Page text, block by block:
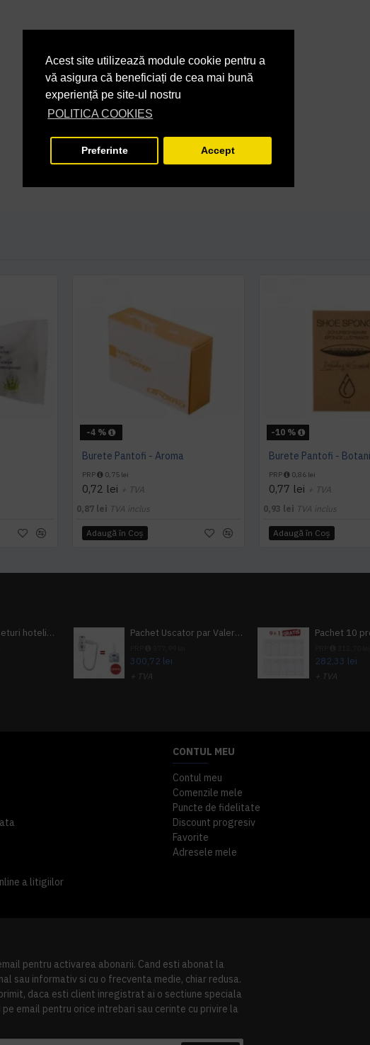
Acest site utilizează module cookie pentru a
vă asigura că beneficiați de cea mai bună
experiență pe site-ul nostru
POLITICA COOKIES
Preferinte Accept
-4 %
Burete Pantofi - Aroma
PRP 0,75 lei
0,72 lei + TVA
0,87 lei TVA inclus
Adaugă în Coş
-10 %
PRP 0,86 lei
0,77 lei + TVA
0,93 lei TVA inclus
Adaugă în Coş
Pachet 100 seturi hoteliere, set dentar, set barbierit, casca de dus, pila unghii, set cusut Pachet Uscator par Valera Action Super Plus + GRATUIT Sampon si gel de dus Tork
300,72 lei
+ TVA
282,33 lei
+ TVA
a litigiilor
CONTUL MEU
Contul meu
Comenzile mele
Puncte de fidelitate
Discount progresiv
Favorite
Adresele mele
pentru activarea abonarii. Cand esti abonat la
sau informativ si cu o frecventa medie, chiar redusa.
daca esti client inregistrat ai o sectiune speciala
email pentru orice intrebari sau cerinte cu privire la